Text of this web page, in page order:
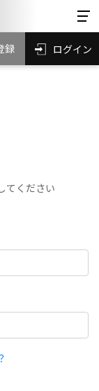
録 ログイン
てください